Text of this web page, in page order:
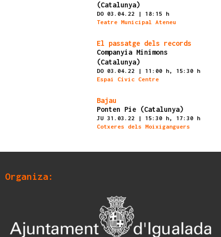
(Catalunya)
DO 03.04.22 | 18:15 h
Teatre Municipal Ateneu
El passatge dels records
Companyia Minimons
(Catalunya)
DO 03.04.22 | 11:00 h,
15:30 h
Espai Cívic Centre
Bajau
Ponten Pie (Catalunya)
JU 31.03.22 | 15:30 h,
17:30 h
Cotxeres dels Moixiganguers
Organiza: